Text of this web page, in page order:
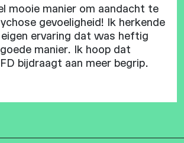
mooie manier om aandacht te
gevoeligheid! Ik herkende
eigen ervaring dat was heftig
manier. Ik hoop dat
bijdraagt aan meer begrip.